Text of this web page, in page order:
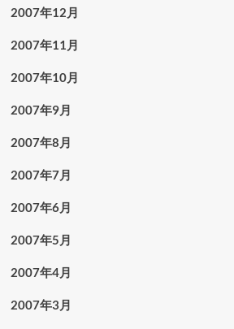
2007年12月
2007年11月
2007年10月
2007年9月
2007年8月
2007年7月
2007年6月
2007年5月
2007年4月
2007年3月